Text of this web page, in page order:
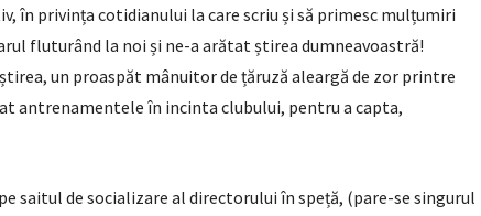
în privința cotidianului la care scriu și să primesc mulțumiri
fluturând la noi și ne-a arătat știrea dumneavoastră!
un proaspăt mânuitor de țăruză aleargă de zor printre
antrenamentele în incinta clubului, pentru a capta,
saitul de socializare al directorului în speță, (pare-se singurul